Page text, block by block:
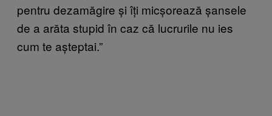
pentru dezamăgire și îți micșorează șansele
de a arăta stupid în caz că lucrurile nu ies
cum te așteptai.”